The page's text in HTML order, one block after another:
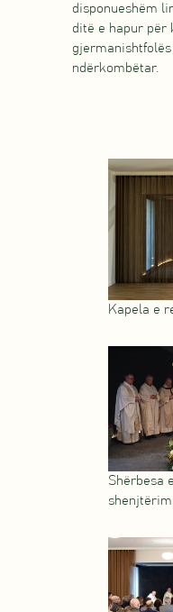
disponueshëm
ditë e hapur për
ndërkombëtar.
Kapela e
Shërbesa